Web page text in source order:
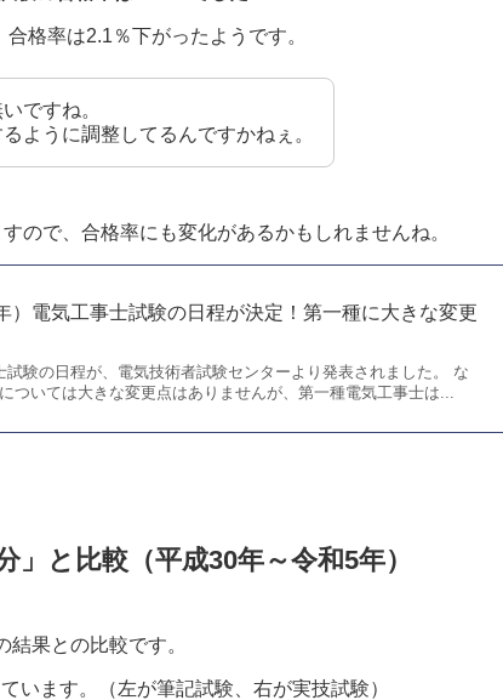
合格率は2.1％下がったようです。
ですね。
ように調整してるんですかねぇ。
ので、合格率にも変化があるかもしれませんね。
）電気工事士試験の日程が決定！第一種に大きな変更
試験の日程が、電気技術者試験センターより発表されました。 な
ついては大きな変更点はありませんが、第一種電気工事士は...
と比較（平成30年～令和5年）
果との比較です。
います。（左が筆記試験、右が実技試験）